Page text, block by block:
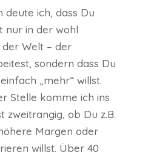
deute ich, dass Du
nur in der wohl
Welt – der
sondern dass Du
„mehr“ willst.
Stelle komme ich ins
zweitrangig, ob Du z.B.
Margen oder
willst. Über 40